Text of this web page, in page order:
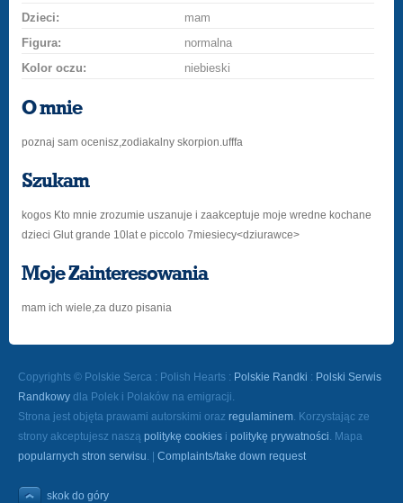
Dzieci:
mam
Figura:
normalna
Kolor oczu:
niebieski
O mnie
poznaj sam ocenisz,zodiakalny skorpion.ufffa
Szukam
kogos Kto mnie zrozumie uszanuje i zaakceptuje moje wredne kochane
dzieci Glut grande 10lat e piccolo 7miesiecy<dziurawce>
Moje Zainteresowania
mam ich wiele,za duzo pisania
Copyrights © Polskie Serca : Polish Hearts : Polskie Randki : Polski Serwis
Randkowy dla Polek i Polaków na emigracji.
Strona jest objęta prawami autorskimi oraz regulaminem. Korzystając ze
strony akceptujesz naszą politykę cookies i politykę prywatności. Mapa
popularnych stron serwisu. | Complaints/take down request
skok do góry